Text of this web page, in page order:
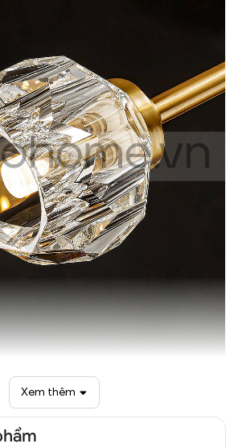
thủy tinh hiện đại DGT 6333A
Xem thêm